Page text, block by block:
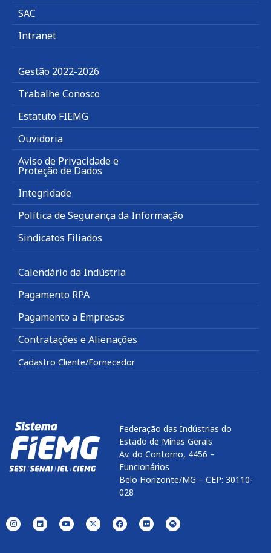
SAC
Intranet
Gestão 2022-2026
Trabalhe Conosco
Estatuto FIEMG
Ouvidoria
Aviso de Privacidade e
Proteção de Dados
Integridade
Política de Segurança da Informação
Sindicatos Filiados
Calendário da Indústria
Pagamento RPA
Pagamento a Empresas
Contratações e Alienações
Cadastro Cliente/Fornecedor
Federação das Indústrias do
Estado de Minas Gerais
Av. do Contorno, 4456 –
Funcionários
Belo Horizonte/MG – CEP: 30110-
028